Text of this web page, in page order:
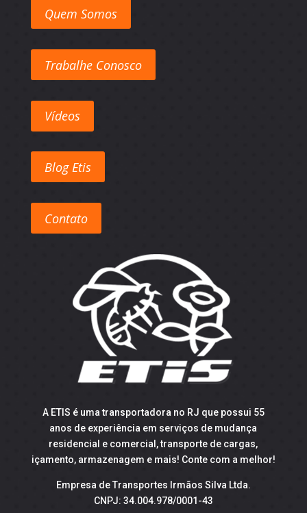
Quem Somos
Trabalhe Conosco
Vídeos
Blog Etis
Contato
A ETIS é uma transportadora no RJ que possui 55
anos de experiência em serviços de mudança
residencial e comercial, transporte de cargas,
içamento, armazenagem e mais! Conte com a melhor!
Empresa de Transportes Irmãos Silva Ltda.
CNPJ: 34.004.978/0001-43